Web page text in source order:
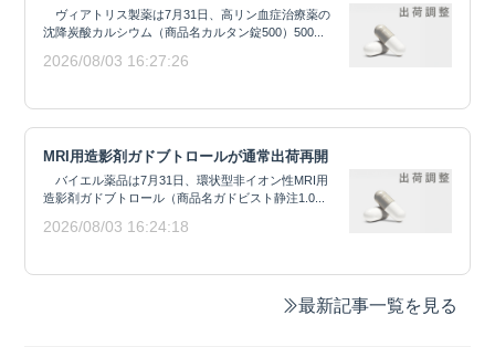
ヴィアトリス製薬は7月31日、高リン血症治療薬の
沈降炭酸カルシウム（商品名カルタン錠500）500...
2026/08/03 16:27:26
MRI用造影剤ガドブトロールが通常出荷再開
バイエル薬品は7月31日、環状型非イオン性MRI用
造影剤ガドブトロール（商品名ガドビスト静注1.0...
2026/08/03 16:24:18
最新記事一覧を見る